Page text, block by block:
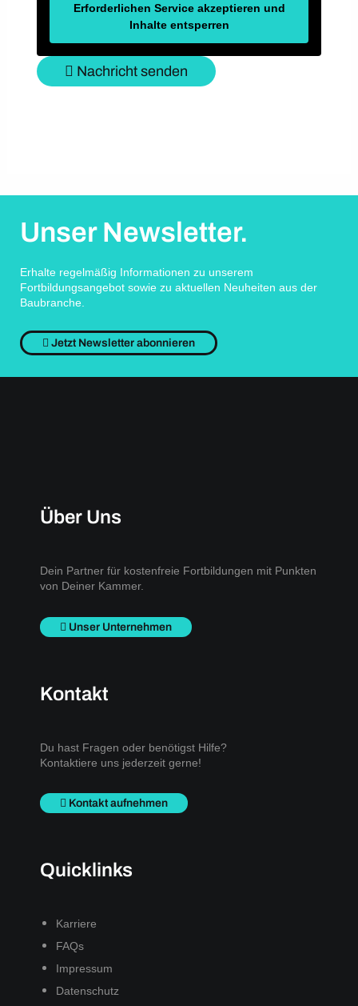
Erforderlichen Service akzeptieren und
Inhalte entsperren
Nachricht senden
Unser Newsletter.
Erhalte regelmäßig Informationen zu unserem
Fortbildungsangebot sowie zu aktuellen Neuheiten aus der
Baubranche.
Jetzt Newsletter abonnieren
Über Uns
Dein Partner für kostenfreie Fortbildungen mit Punkten
von Deiner Kammer.
Unser Unternehmen
Kontakt
Du hast Fragen oder benötigst Hilfe?
Kontaktiere uns jederzeit gerne!
Kontakt aufnehmen
Quicklinks
Karriere
FAQs
Impressum
Datenschutz